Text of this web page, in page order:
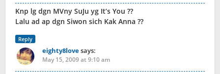
Knp lg dgn MVny SuJu yg It’s You ??
Lalu ad ap dgn Siwon sich Kak Anna ??
Reply
eighty8lovesays:
May 15, 2009 at 9:10 am